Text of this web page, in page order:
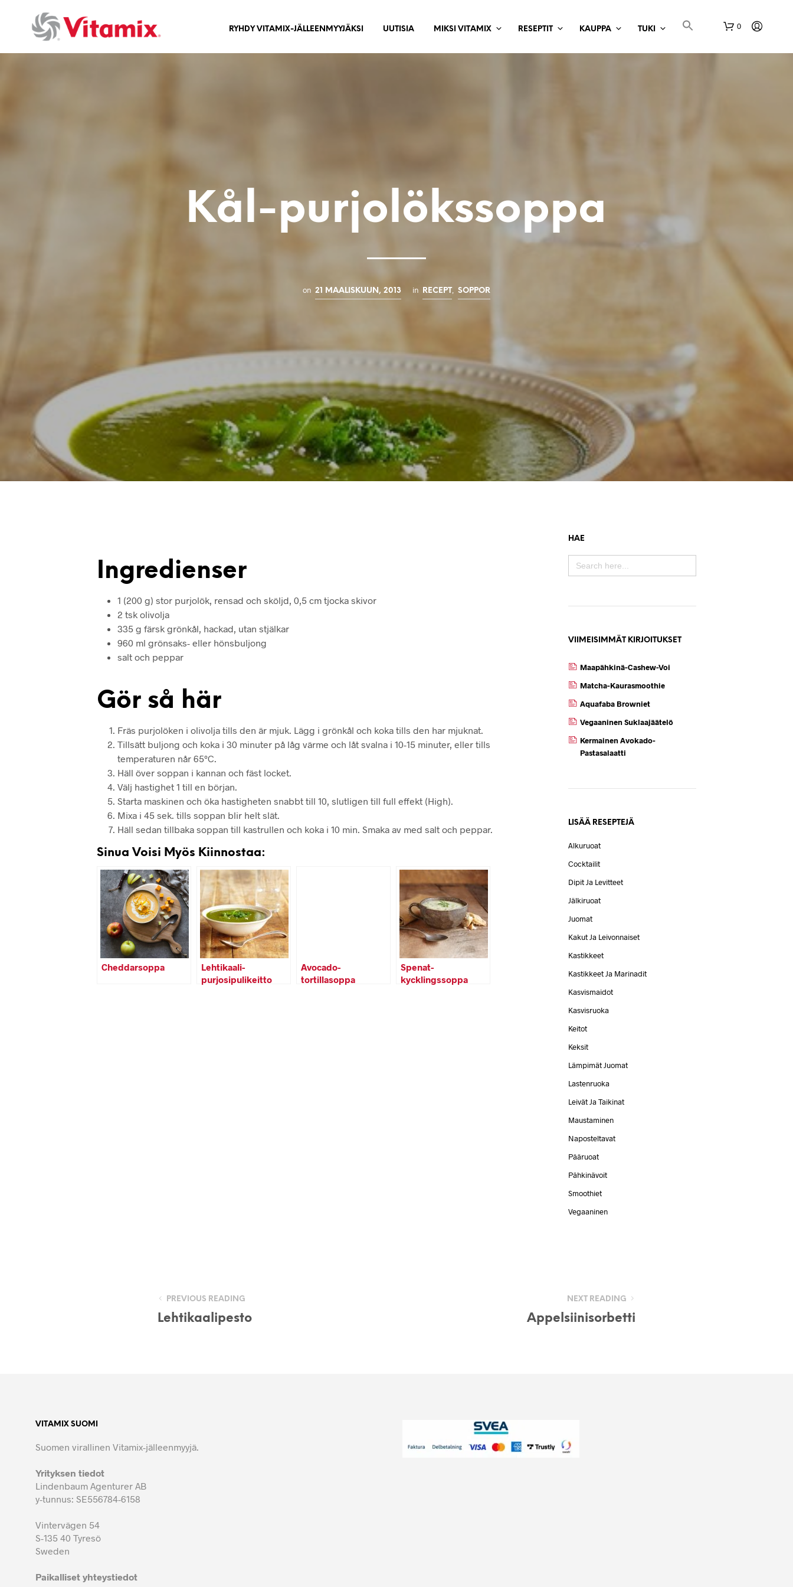
RYHDY VITAMIX-JÄLLEENMYYJÄKSI UUTISIA MIKSI VITAMIX RESEPTIT KAUPPA TUKI 0
Kål-purjolökssoppa
on 21 MAALISKUUN, 2013 in RECEPT, SOPPOR
Ingredienser
1 (200 g) stor purjolök, rensad och sköljd, 0,5 cm tjocka skivor
2 tsk olivolja
335 g färsk grönkål, hackad, utan stjälkar
960 ml grönsaks- eller hönsbuljong
salt och peppar
Gör så här
Fräs purjolöken i olivolja tills den är mjuk. Lägg i grönkål och koka tills den har mjuknat.
Tillsätt buljong och koka i 30 minuter på låg värme och låt svalna i 10-15 minuter, eller tills
temperaturen når 65°C.
Häll över soppan i kannan och fäst locket.
Välj hastighet 1 till en början.
Starta maskinen och öka hastigheten snabbt till 10, slutligen till full effekt (High).
Mixa i 45 sek. tills soppan blir helt slät.
Häll sedan tillbaka soppan till kastrullen och koka i 10 min. Smaka av med salt och peppar.
Sinua Voisi Myös Kiinnostaa:
Cheddarsoppa
Lehtikaali-
purjosipulikeitto
Avocado-
tortillasoppa
Spenat-
kycklingssoppa
HAE
SEARCH
FOR:
VIIMEISIMMÄT KIRJOITUKSET
Maapähkinä-Cashew-Voi
Matcha-Kaurasmoothie
Aquafaba Browniet
Vegaaninen Suklaajäätelö
Kermainen Avokado-
Pastasalaatti
LISÄÄ RESEPTEJÄ
Alkuruoat
Cocktailit
Dipit Ja Levitteet
Jälkiruoat
Juomat
Kakut Ja Leivonnaiset
Kastikkeet
Kastikkeet Ja Marinadit
Kasvismaidot
Kasvisruoka
Keitot
Keksit
Lämpimät Juomat
Lastenruoka
Leivät Ja Taikinat
Maustaminen
Naposteltavat
Pääruoat
Pähkinävoit
Smoothiet
Vegaaninen
PREVIOUS READING
Lehtikaalipesto
NEXT READING
Appelsiinisorbetti
VITAMIX SUOMI
Suomen virallinen Vitamix-jälleenmyyjä.
Yrityksen tiedot
Lindenbaum Agenturer AB
y-tunnus: SE556784-6158
Vintervägen 54
S-135 40 Tyresö
Sweden
Paikalliset yhteystiedot